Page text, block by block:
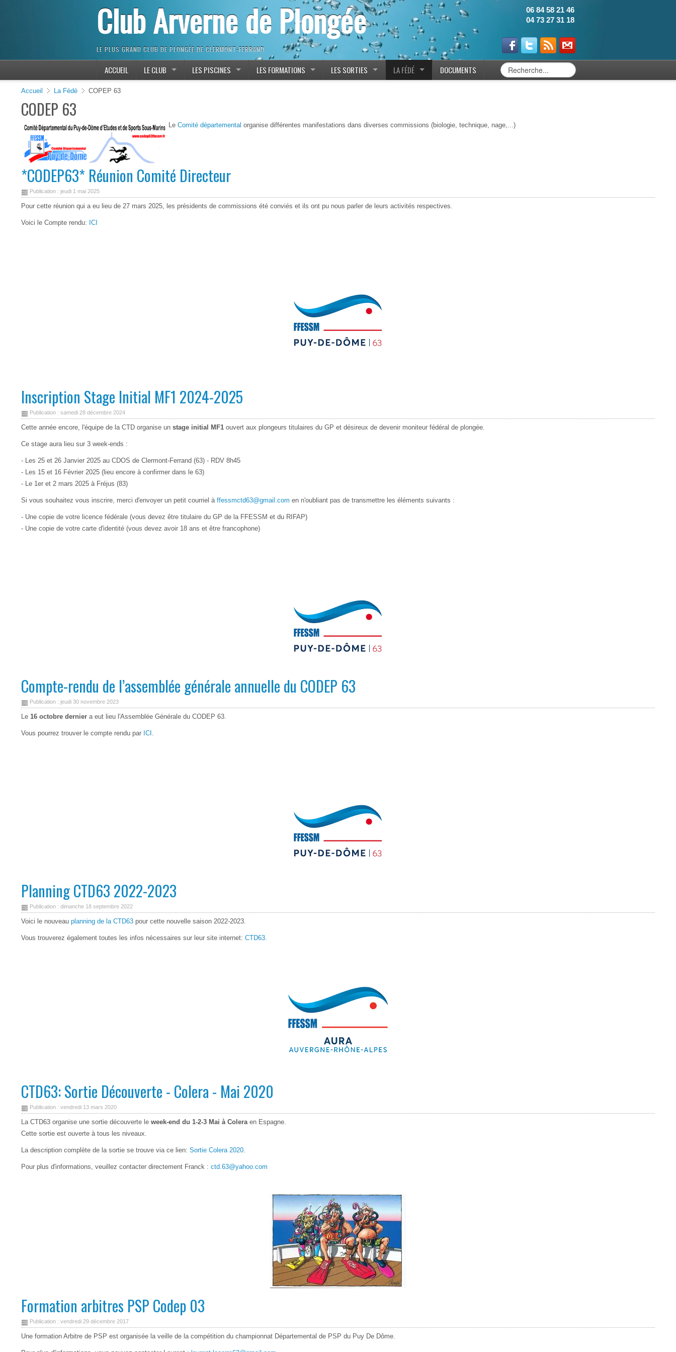
Club Arverne de Plongée
LE PLUS GRAND CLUB DE PLONGÉE DE CLERMONT-FERRAND
06 84 58 21 46
04 73 27 31 18
ACCUEIL LE CLUB LES PISCINES LES FORMATIONS LES SORTIES LA FÉDÉ DOCUMENTS
Accueil La Fédé COPEP 63
CODEP 63
Le Comité départemental organise différentes manifestations dans diverses commissions (biologie, technique, nage,...)
*CODEP63* Réunion Comité Directeur
Publication : jeudi 1 mai 2025
Pour cette réunion qui a eu lieu de 27 mars 2025, les présidents de commissions été conviés et ils ont pu nous parler de leurs activités respectives.
Voici le Compte rendu: ICI
Inscription Stage Initial MF1 2024-2025
Publication : samedi 28 décembre 2024
Cette année encore, l'équipe de la CTD organise un stage initial MF1 ouvert aux plongeurs titulaires du GP et désireux de devenir moniteur fédéral de plongée.
Ce stage aura lieu sur 3 week-ends :
- Les 25 et 26 Janvier 2025 au CDOS de Clermont-Ferrand (63) - RDV 8h45
- Les 15 et 16 Février 2025 (lieu encore à confirmer dans le 63)
- Le 1er et 2 mars 2025 à Fréjus (83)
Si vous souhaitez vous inscrire, merci d'envoyer un petit courriel à ffessmctd63@gmail.com en n'oubliant pas de transmettre les éléments suivants :
- Une copie de votre licence fédérale (vous devez être titulaire du GP de la FFESSM et du RIFAP)
- Une copie de votre carte d'identité (vous devez avoir 18 ans et être francophone)
Compte-rendu de l’assemblée générale annuelle du CODEP 63
Publication : jeudi 30 novembre 2023
Le 16 octobre dernier a eut lieu l'Assemblée Générale du CODEP 63.
Vous pourrez trouver le compte rendu par ICI .
Planning CTD63 2022-2023
Publication : dimanche 18 septembre 2022
Voici le nouveau planning de la CTD63 pour cette nouvelle saison 2022-2023.
Vous trouverez également toutes les infos nécessaires sur leur site internet: CTD63.
CTD63: Sortie Découverte - Colera - Mai 2020
Publication : vendredi 13 mars 2020
La CTD63 organise une sortie découverte le week-end du 1-2-3 Mai à Coleraen Espagne.
Cette sortie est ouverte à tous les niveaux.
La description complète de la sortie se trouve via ce lien: Sortie Colera 2020.
Pour plus d'informations, veuillez contacter directement Franck : ctd.63@yahoo.com
Formation arbitres PSP Codep 03
Publication : vendredi 29 décembre 2017
Une formation Arbitre de PSP est organisée la veille de la compétition du championnat Départemental de PSP du Puy De Dôme.